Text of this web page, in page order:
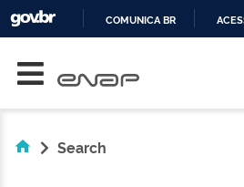
COMUNICA BR
Search